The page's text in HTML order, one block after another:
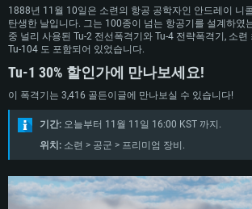
시스템 요구사항
1888년 11월 10일은 소련의 항공 공학자인 안드레이 니
탄생한 날입니다. 그는 100종이 넘는 항공기를 설계하였
중 널리 사용된 Tu-2 전선폭격기와 Tu-4 전략폭격기, 소련
Tu-104 도 포함되어 있었습니다.
Tu-1 30% 할인가에 만나보세요!
이 폭격기는 3,416 골든이글에 만나보실 수 있습니다!
기간: 오늘부터 11월 11일 16:00 KST 까지.
위치: 소련 > 공군 > 프리미엄 장비.